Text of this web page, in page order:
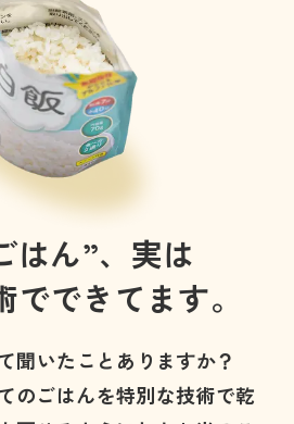
はん”、実は
できてます。
聞いたことありますか？
のごはんを特別な技術で乾